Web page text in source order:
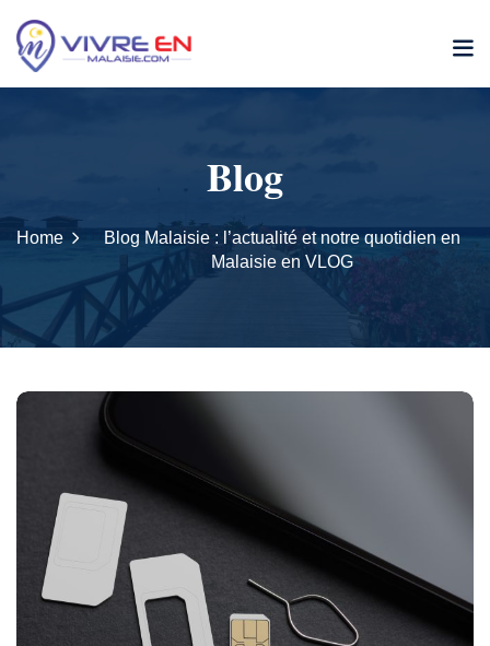
content
Blog
Home
Blog Malaisie : l’actualité et notre quotidien en
Malaisie en VLOG
B
M